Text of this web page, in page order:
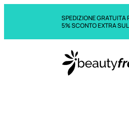
SPEDIZIONE GRATUITA
5% SCONTO EXTRA